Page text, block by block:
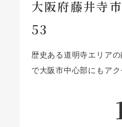
大阪府藤井寺
53
歴史ある道明寺エリア
で大阪市中心部にもアク